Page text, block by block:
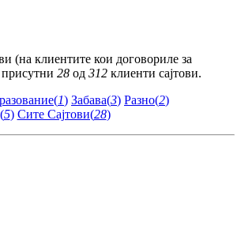
(на клиентите кои договориле за
28 од 312 клиенти сајтови.
1) Забава(3) Разно(2)
5) Сите Сајтови(28)